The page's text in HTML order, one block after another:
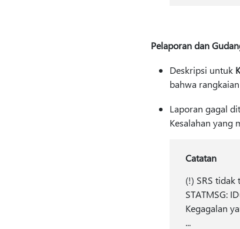
Pelaporan dan
Deskripsi untuk
bahwa
Laporan gagal
Kesalahan yang
Catatan
(!) SRS tidak
STATMSG:
Kegagalan
...